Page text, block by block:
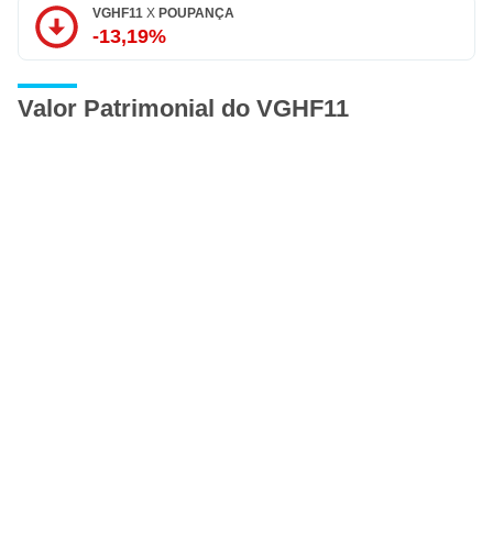
VGHF11 X POUPANÇA
-13,19%
Valor Patrimonial do VGHF11